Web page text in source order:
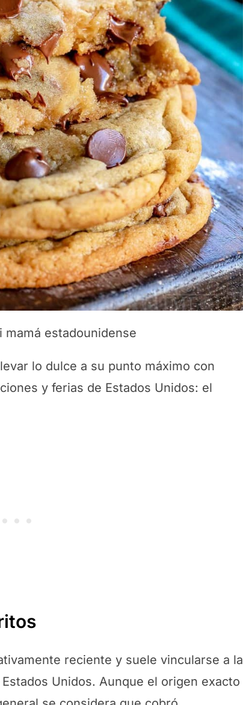
mamá estadounidense
lo dulce a su punto máximo con
y ferias de Estados Unidos: el
reciente y suele vincularse a la
Unidos. Aunque el origen exacto